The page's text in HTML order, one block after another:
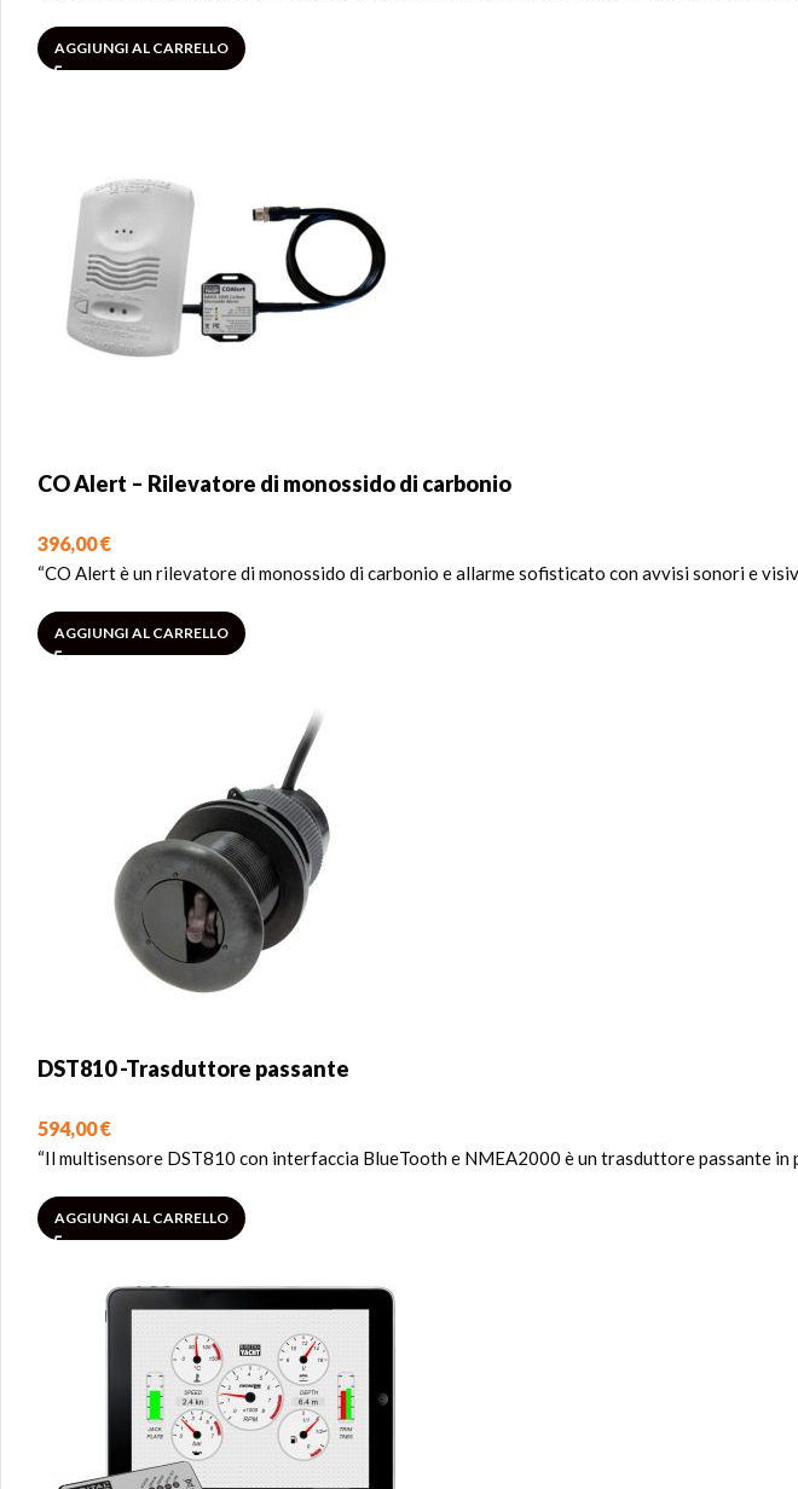
AGGIUNGI AL CARRELLO
CO Alert – Rilevatore di monossido di carbonio
396,00€
“CO Alert è un rilevatore di monossido di carbonio e allarme sofisticato con avvisi sonori e
AGGIUNGI AL CARRELLO
DST810 -Trasduttore passante
594,00€
“Il multisensore DST810 con interfaccia BlueTooth e NMEA2000 è un trasduttore passante
AGGIUNGI AL CARRELLO